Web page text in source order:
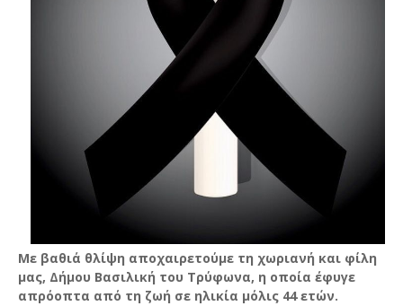
Με βαθιά θλίψη αποχαιρετούμε τη χωριανή και φίλη
μας, Δήμου Βασιλική του Τρύφωνα, η οποία έφυγε
απρόοπτα από τη ζωή σε ηλικία μόλις 44 ετών.